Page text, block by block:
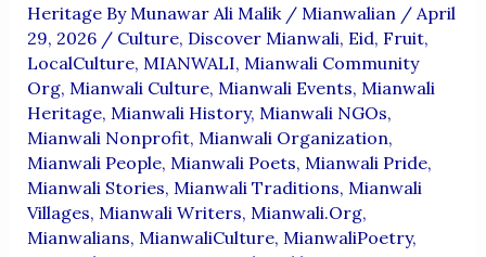
Heritage By Munawar Ali Malik/ Mianwalian / April
29, 2026 / Culture, Discover Mianwali, Eid, Fruit,
LocalCulture, MIANWALI, Mianwali Community
Org, Mianwali Culture, Mianwali Events, Mianwali
Heritage, Mianwali History, Mianwali NGOs,
Mianwali Nonprofit, Mianwali Organization,
Mianwali People, Mianwali Poets, Mianwali Pride,
Mianwali Stories, Mianwali Traditions, Mianwali
Villages, Mianwali Writers, Mianwali.org,
Mianwalians, MianwaliCulture, MianwaliPoetry,